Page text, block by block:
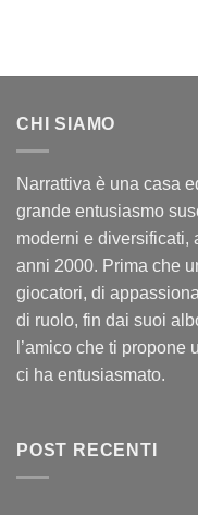
CHI SIAMO
Narrattiva è una casa
grande entusiasmo
moderni e diversificati,
anni 2000. Prima che
giocatori, di
di ruolo, fin dai suoi
l’amico che ti propone
ci ha entusiasmato.
POST RECENTI